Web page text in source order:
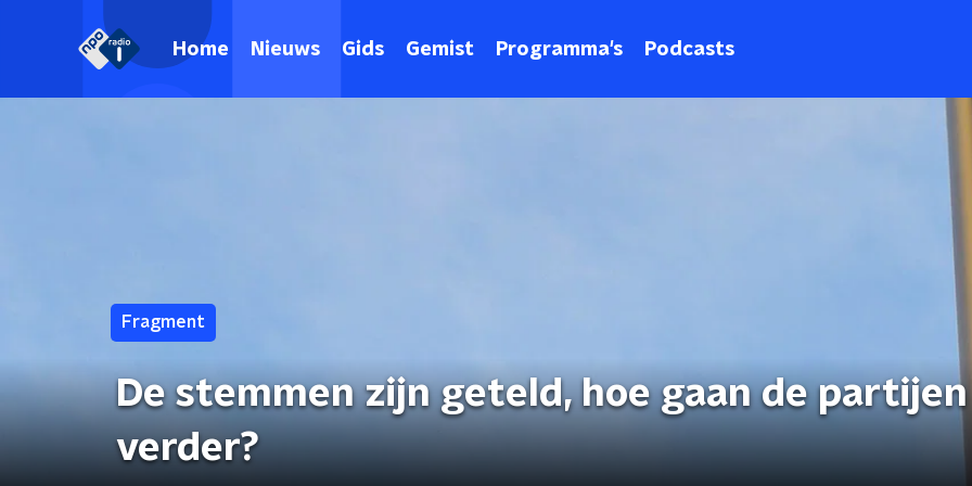
Home Nieuws Gids Gemist Programma's Podcasts
Fragment
De stemmen zijn geteld, hoe gaan de
verder?